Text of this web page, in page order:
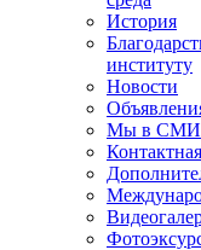
История
институту
Новости
Мы в СМИ